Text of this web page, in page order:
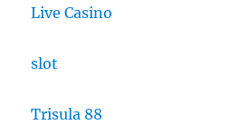
Live Casino
slot
Trisula 88